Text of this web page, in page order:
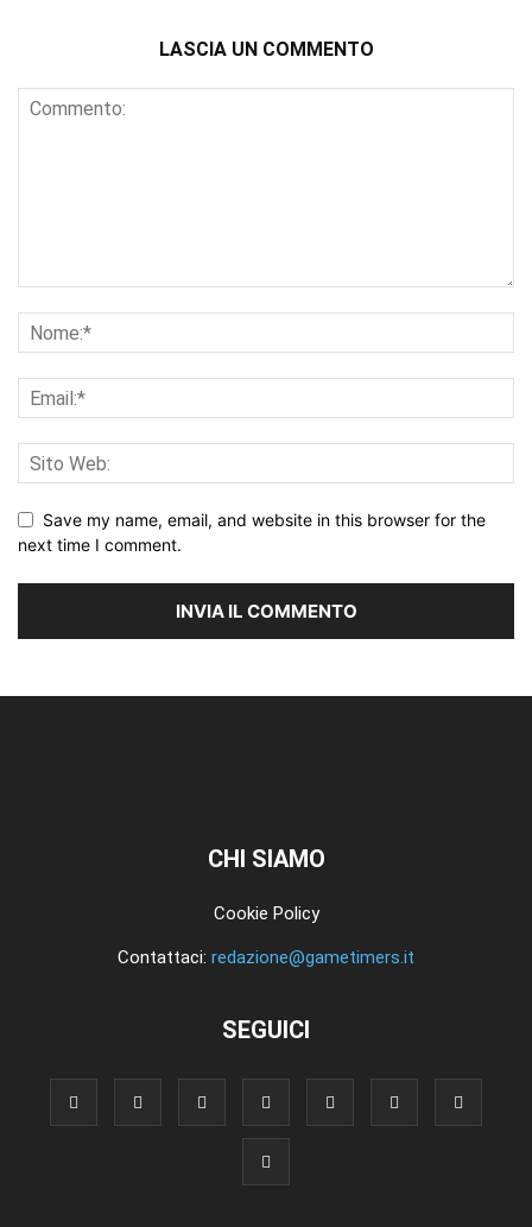
LASCIA UN COMMENTO
Save my name, email, and website in this browser for the
next time I comment.
CHI SIAMO
Cookie Policy
Contattaci: redazione@gametimers.it
SEGUICI